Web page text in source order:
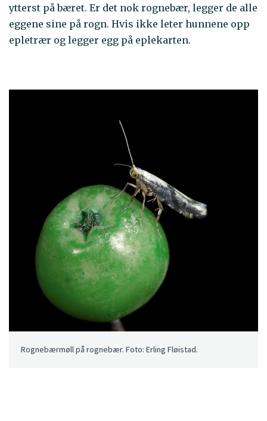
ytterst på bæret. Er det nok rognebær, legger de alle
eggene sine på rogn. Hvis ikke leter hunnene opp
epletrær og legger egg på eplekarten.
Rognebærmøll på rognebær. Foto: Erling Fløistad.